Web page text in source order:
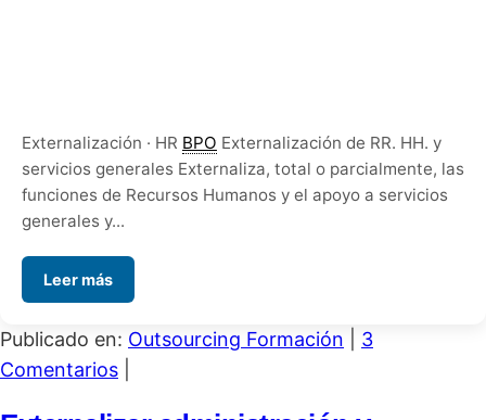
Externalización · HR BPO Externalización de RR. HH. y
servicios generales Externaliza, total o parcialmente, las
funciones de Recursos Humanos y el apoyo a servicios
generales y...
Leer más
Publicado en: Outsourcing Formación
3
Comentarios